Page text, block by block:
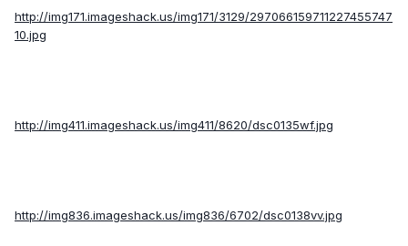
http://img171.imageshack.us/img171/3129/297066159711227455747
10.jpg
http://img411.imageshack.us/img411/8620/dsc0135wf.jpg
http://img836.imageshack.us/img836/6702/dsc0138vv.jpg